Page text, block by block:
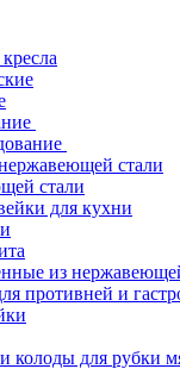
стали
стали
для кухни
из
противней и
колоды для рубки